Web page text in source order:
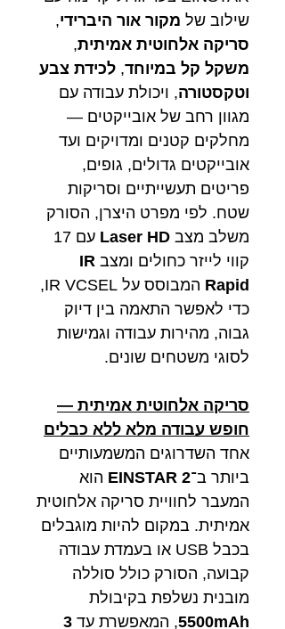
שילוב של מקור אור היברידי,
סריקה אלחוטית אמיתית,
משקל קל במיוחד, לכידת צבע
וטקסטורה, ויכולת עבודה עם
מגוון רחב של אובייקטים —
מחלקים קטנים ומדויקים ועד
אובייקטים גדולים, גופים,
פריטים תעשייתיים וסריקות
שטח. לפי מפרט היצרן, הסורק
משלב מצב Laser HD
עם 17
קווי לייזר כחולים ומצב IR
Rapid
המבוסס על IR VCSEL,
כדי לאפשר התאמה בין דיוק
גבוה, מהירות עבודה וגמישות
לסוגי משטחים שונים.
סריקה אלחוטית אמיתית —
חופש עבודה מלא ללא כבלים
אחד השדרוגים המשמעותיים
ביותר ב־EINSTAR 2 הוא
המעבר לחוויית סריקה אלחוטית
אמיתית. במקום להיות מוגבלים
בכבל USB או בעמדת עבודה
קבועה, הסורק כולל סוללה
מובנית נשלפת בקיבולת
5500mAh, המאפשרת עד 3